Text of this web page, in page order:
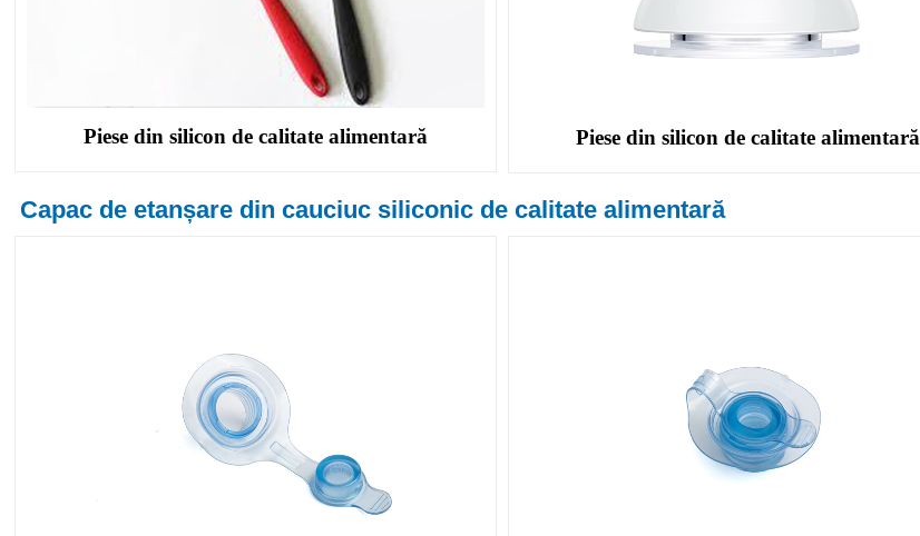
Piese din silicon de calitate alimentară Piese din silicon de calitate alimentară
Capac de etanșare din cauciuc siliconic de calitate alimentară